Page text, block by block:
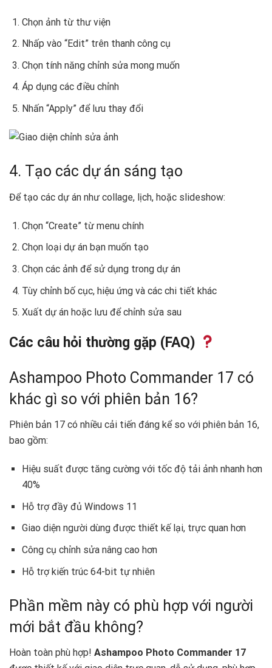
Chọn ảnh từ thư viện
Nhấp vào “Edit” trên thanh công cụ
Chọn tính năng chỉnh sửa mong muốn
Áp dụng các điều chỉnh
Nhấn “Apply” để lưu thay đổi
4. Tạo các dự án sáng tạo
Để tạo các dự án như collage, lịch, hoặc slideshow:
Chọn “Create” từ menu chính
Chọn loại dự án bạn muốn tạo
Chọn các ảnh để sử dụng trong dự án
Tùy chỉnh bố cục, hiệu ứng và các chi tiết khác
Xuất dự án hoặc lưu để chỉnh sửa sau
Các câu hỏi thường gặp (FAQ)
Ashampoo Photo Commander 17 có
khác gì so với phiên bản 16?
Phiên bản 17 có nhiều cải tiến đáng kể so với phiên bản 16,
bao gồm:
Hiệu suất được tăng cường với tốc độ tải ảnh nhanh hơn
40%
Hỗ trợ đầy đủ Windows 11
Giao diện người dùng được thiết kế lại, trực quan hơn
Công cụ chỉnh sửa nâng cao hơn
Hỗ trợ kiến trúc 64-bit tự nhiên
Phần mềm này có phù hợp với người
mới bắt đầu không?
Hoàn toàn phù hợp! Ashampoo Photo Commander 17